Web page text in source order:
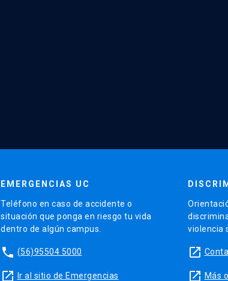
EMERGENCIAS UC
Teléfono en caso de accidente o
situación que ponga en riesgo tu vida
dentro de algún campus.
phone (56)95504 5000
launch Ir al sitio de Emergencias
violencia
launch
launch Más